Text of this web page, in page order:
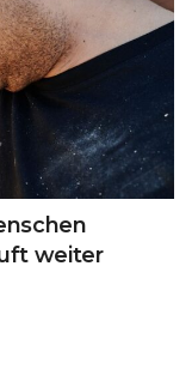
weiter